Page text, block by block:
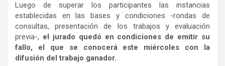
Luego de superar los participantes las instancias
establecidas en las bases y condiciones -rondas de
consultas, presentación de los trabajos y evaluación
previa-, el jurado quedó en condiciones de emitir su
fallo, el que se conocerá este miércoles con la
difusión del trabajo ganador.